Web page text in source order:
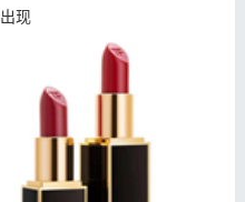
出现
雅诗兰黛智妍眼霜和小棕瓶